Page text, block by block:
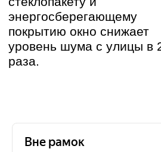
Следим за чистотой работ,
убираемся за собой
БЕСПЛАТНЫЙ
ЗАМЕР
К вам приедет специалист, который